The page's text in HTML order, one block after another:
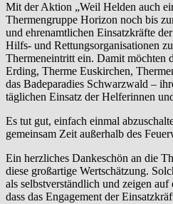
Mit der Aktion „Weil Helden auch
Thermengruppe Horizon noch bis
und ehrenamtlichen Einsatzkräfte
Hilfs- und Rettungsorganisationen
Thermeneintritt ein. Damit möchten
Erding, Therme Euskirchen,
das Badeparadies Schwarzwald –
täglichen Einsatz der Helferinnen
Es tut gut, einfach einmal
gemeinsam Zeit außerhalb des
Ein herzliches Dankeschön an die
diese großartige Wertschätzung.
als selbstverständlich und zeigen auf
dass das Engagement der